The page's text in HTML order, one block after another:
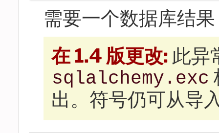
需要一个数据库结
在 1.4 版更改: 此异
sqlalchemy.exc
出。符号仍可从导